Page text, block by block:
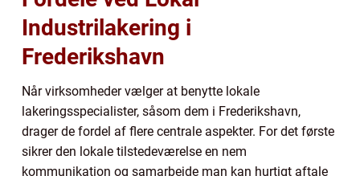
Industrilakering i
Frederikshavn
Når virksomheder vælger at benytte lokale
lakeringsspecialister, såsom dem i Frederikshavn,
drager de fordel af flere centrale aspekter. For det første
sikrer den lokale tilstedeværelse en nem
kommunikation og samarbejde man kan hurtigt aftale